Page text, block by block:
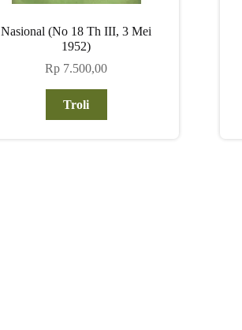
Nasional (No 18 Th III, 3 Mei
1952)
Rp 7.500,00
Troli